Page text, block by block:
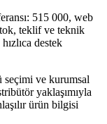
515 000, web
teklif ve teknik
destek
ve kurumsal
yaklaşımıyla
ürün bilgisi